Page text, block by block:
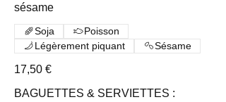
sésame
17,50 €
Soja
Poisson
Légèrement piquant
Sésame
BAGUETTES & SERVIETTES :